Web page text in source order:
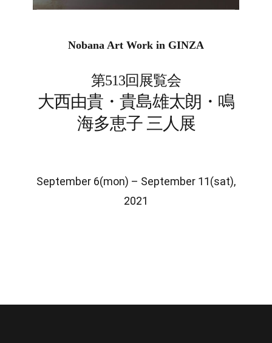
Nobana Art Work in GINZA
第513回展覧会
大西由貴・貴島雄太朗・鳴
海多恵子 三人展
September 6(mon) – September 11(sat),
2021